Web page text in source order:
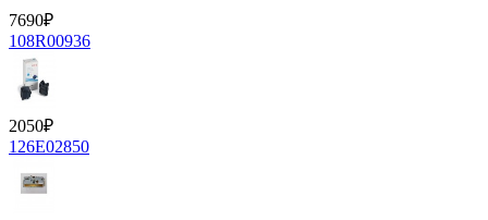
7690₽
108R00936
2050₽
126E02850